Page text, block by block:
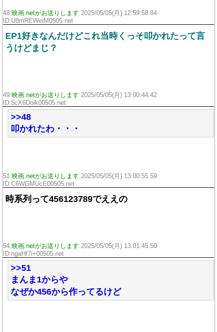
48:映画.netがお送りします 2025/05/05(月) 12:59:58.84
ID:U8mREWeiM0505.net
EP1好きなんだけどこれ当時くっそ叩かれたって言
うけどまじ？
49:映画.netがお送りします 2025/05/05(月) 13:00:44.42
ID:5cX6Dolk00505.net
>>48
叩かれたわ・・・
51:映画.netがお送りします 2025/05/05(月) 13:00:55.59
ID:C6WGMUcE00505.net
時系列って456123789でええの
54:映画.netがお送りします 2025/05/05(月) 13:01:45.50
ID:ngaHf7i+00505.net
>>51
まんま1からや
なぜか456から作ってるけど